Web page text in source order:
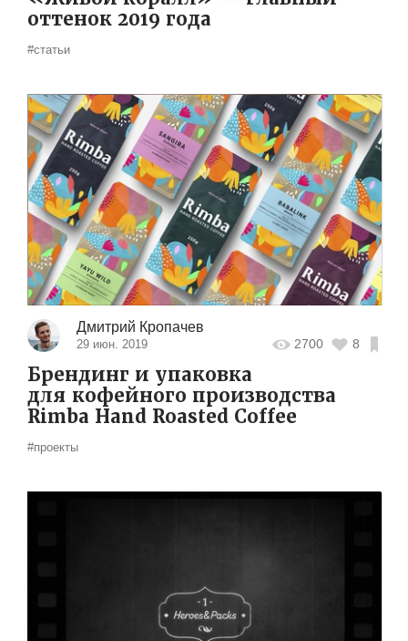
оттенок 2019 года
#статьи
Дмитрий Кропачев
29 июн. 2019 2700 8
Брендинг и упаковка
для кофейного производства
Rimba Hand Roasted Coffee
#проекты